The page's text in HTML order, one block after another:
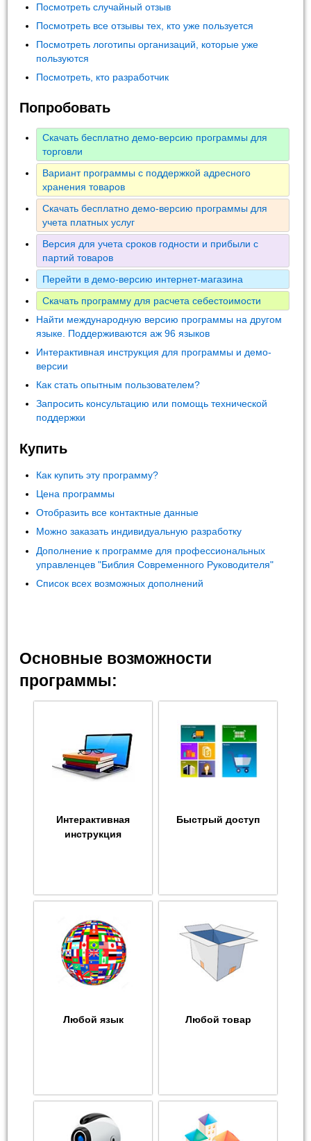
Посмотреть случайный отзыв
Посмотреть все отзывы тех, кто уже пользуется
Посмотреть логотипы организаций, которые уже
пользуются
Посмотреть, кто разработчик
Попробовать
Скачать бесплатно демо-версию программы для
торговли
Вариант программы с поддержкой адресного
хранения товаров
Скачать бесплатно демо-версию программы для
учета платных услуг
Версия для учета сроков годности и прибыли с
партий товаров
Перейти в демо-версию интернет-магазина
Скачать программу для расчета себестоимости
Найти международную версию программы на другом
языке. Поддерживаются аж 96 языков
Интерактивная инструкция для программы и демо-
версии
Как стать опытным пользователем?
Запросить консультацию или помощь технической
поддержки
Купить
Как купить эту программу?
Цена программы
Отобразить все контактные данные
Можно заказать индивидуальную разработку
Дополнение к программе для профессиональных
управленцев "Библия Современного Руководителя"
Список всех возможных дополнений
Основные возможности
программы:
Интерактивная
инструкция
Быстрый доступ
Любой язык Любой товар